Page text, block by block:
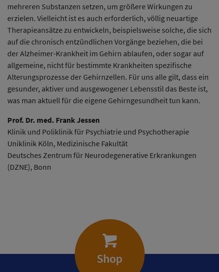
mehreren Substanzen setzen, um größere Wirkungen zu
erzielen. Vielleicht ist es auch erforderlich, völlig neuartige
Therapieansätze zu entwickeln, beispielsweise solche, die sich
auf die chronisch entzündlichen Vorgänge beziehen, die bei
der Alzheimer-Krankheit im Gehirn ablaufen, oder sogar auf
allgemeine, nicht für bestimmte Krankheiten spezifische
Alterungsprozesse der Gehirnzellen. Für uns alle gilt, dass ein
gesunder, aktiver und ausgewogener Lebensstil das Beste ist,
was man aktuell für die eigene Gehirngesundheit tun kann.
Prof. Dr. med. Frank Jessen
Klinik und Poliklinik für Psychiatrie und Psychotherapie
Uniklinik Köln, Medizinische Fakultät
Deutsches Zentrum für Neurodegenerative Erkrankungen
(DZNE), Bonn
Shop